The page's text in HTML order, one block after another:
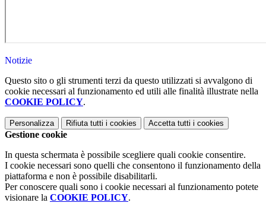
Notizie
Questo sito o gli strumenti terzi da questo utilizzati si avvalgono di
cookie necessari al funzionamento ed utili alle finalità illustrate nella
COOKIE POLICY.
Personalizza Rifiuta tutti i cookies Accetta tutti i cookies
Gestione cookie
In questa schermata è possibile scegliere quali cookie consentire.
I cookie necessari sono quelli che consentono il funzionamento della
piattaforma e non è possibile disabilitarli.
Per conoscere quali sono i cookie necessari al funzionamento potete
visionare la COOKIE POLICY.